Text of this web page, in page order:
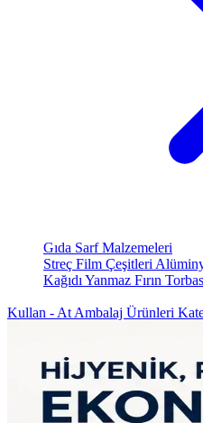
Gıda Sarf Malzemeleri
Streç Film Çeşitleri
Kağıdı Yanmaz Fırın
Kullan - At Ambalaj Ürünleri